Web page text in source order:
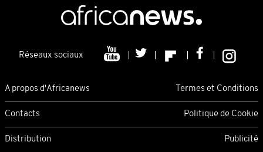
Réseaux sociaux
A propos d'Africanews Termes et Conditions
Contacts Politique de Cookie
Distribution Publicité